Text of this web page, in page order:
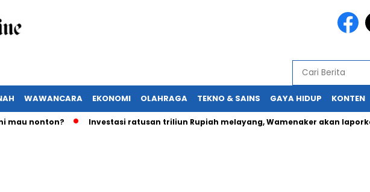
WAWANCARA EKONOMI OLAHRAGA TEKNO & SAINS GAYA HIDUP KONTEN
nonton? Investasi ratusan triliun Rupiah melayang, Wamenaker akan laporkan